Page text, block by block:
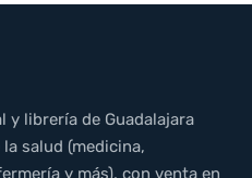
y librería de Guadalajara
salud (medicina,
y más), con venta en